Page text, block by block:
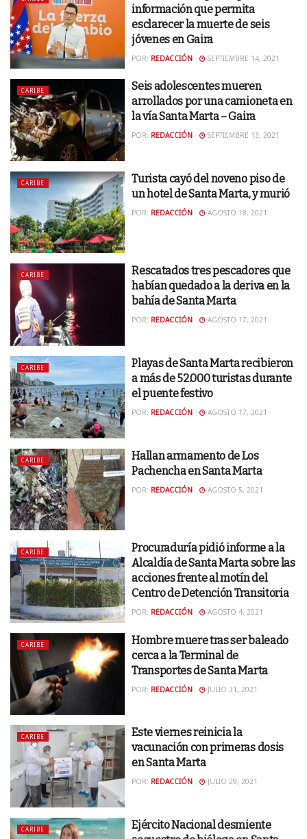
información que permita
esclarecer la muerte de seis
jóvenes en Gaira
POR: REDACCIÓN SEPTIEMBRE 14, 2021
CARIBE
Seis adolescentes mueren
arrollados por una camioneta en
la vía Santa Marta – Gaira
POR: REDACCIÓN SEPTIEMBRE 13, 2021
CARIBE
Turista cayó del noveno piso de
un hotel de Santa Marta, y murió
POR: REDACCIÓN AGOSTO 18, 2021
CARIBE
Rescatados tres pescadores que
habían quedado a la deriva en la
bahía de Santa Marta
POR: REDACCIÓN AGOSTO 17, 2021
CARIBE
Playas de Santa Marta recibieron
a más de 52.000 turistas durante
el puente festivo
POR: REDACCIÓN AGOSTO 17, 2021
CARIBE
Hallan armamento de Los
Pachencha en Santa Marta
POR: REDACCIÓN AGOSTO 5, 2021
CARIBE
Procuraduría pidió informe a la
Alcaldía de Santa Marta sobre las
acciones frente al motín del
Centro de Detención Transitoria
POR: REDACCIÓN AGOSTO 4, 2021
CARIBE
Hombre muere tras ser baleado
cerca a la Terminal de
Transportes de Santa Marta
POR: REDACCIÓN JULIO 31, 2021
CARIBE
Este viernes reinicia la
vacunación con primeras dosis
en Santa Marta
POR: REDACCIÓN JULIO 29, 2021
CARIBE
Ejército Nacional desmiente